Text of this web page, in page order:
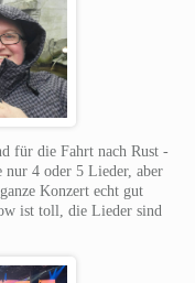
für die Fahrt nach Rust -
nur 4 oder 5 Lieder, aber
Konzert echt gut
ist toll, die Lieder sind